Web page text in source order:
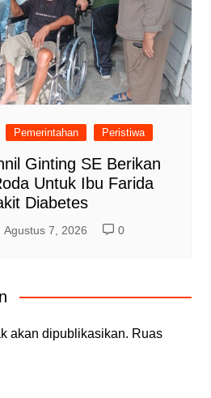
Pemerintahan Peristiwa
Ginting SE Berikan
Untuk Ibu Farida
Diabetes
Agustus 7, 2026 0
akan dipublikasikan. Ruas